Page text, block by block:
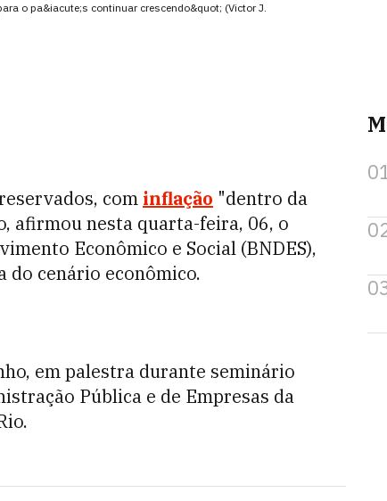
o pa&iacute;s continuar crescendo&quot; (Victor J.
com inflação "dentro da
afirmou nesta quarta-feira, 06, o
Econômico e Social (BNDES),
do cenário econômico.
em palestra durante seminário
Pública e de Empresas da